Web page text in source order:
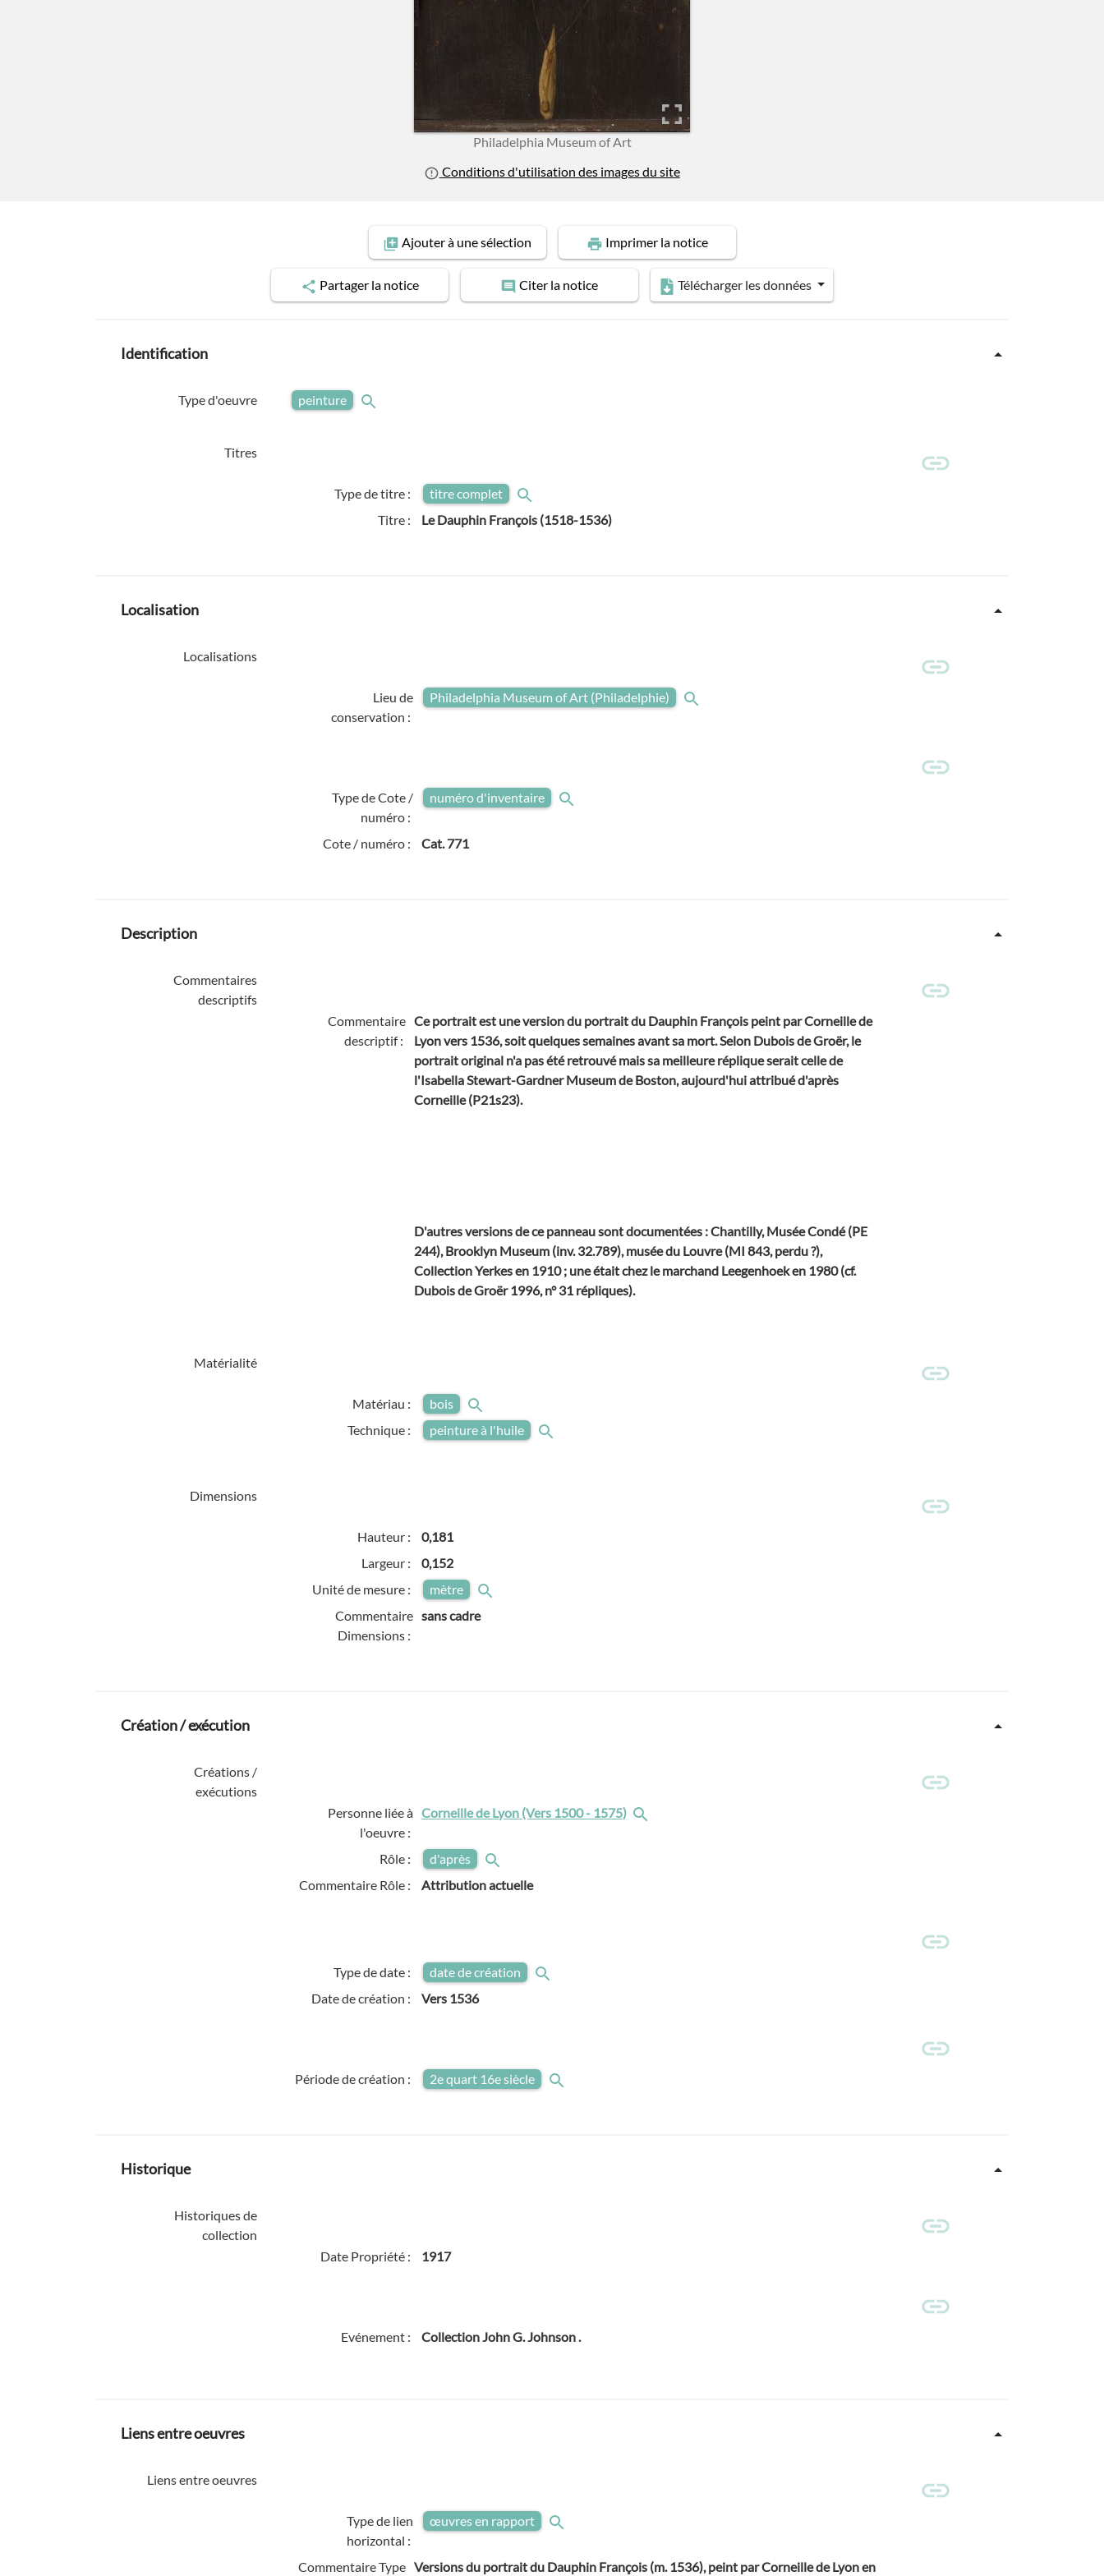
Philadelphia Museum of Art
Conditions d'utilisation des images du site
Ajouterà une sélection Imprimerla notice
Partagerla notice Citer la notice Télécharger les données
Identification
Type d'oeuvre peinture
Titres
Type de titre :
titre complet
Titre :
Le Dauphin François (1518-1536)
Localisation
Localisations
Lieu de
conservation :
Philadelphia Museum of Art (Philadelphie)
Type de Cote /
numéro :
numéro d'inventaire
Cote / numéro : Cat. 771
Description
Commentaires
descriptifs
Commentaire
descriptif :
Ce portrait est une version du portrait du Dauphin François peint par Corneille de
Lyon vers 1536, soit quelques semaines avant sa mort. Selon Dubois de Groër, le
portrait original n'a pas été retrouvé mais sa meilleure réplique serait celle de
l'Isabella Stewart-Gardner Museum de Boston, aujourd'hui attribué d'après
Corneille (P21s23).
D'autres versions de ce panneau sont documentées : Chantilly, Musée Condé (PE
244), Brooklyn Museum (inv. 32.789), musée du Louvre (MI 843, perdu ?),
Collection Yerkes en 1910 ; une était chez le marchand Leegenhoek en 1980 (cf.
Dubois de Groër 1996, n° 31 répliques).
Matérialité
Matériau :
bois
Technique :
peinture à l'huile
Dimensions
Hauteur :
0,181
Largeur :
0,152
Unité de mesure :
mètre
Commentaire
Dimensions :
sans cadre
Création / exécution
Créations /
exécutions
Personne liée à
l'oeuvre :
Corneille de Lyon (Vers 1500 - 1575)
Rôle :
d'après
Commentaire Rôle :
Attribution actuelle
Type de date :
date de création
Date de création :
Vers 1536
Période de création : 2e quart 16e siècle
Historique
Historiques de
collection
Date Propriété :
1917
Evénement : Collection John G. Johnson .
Liens entre oeuvres
Liens entre oeuvres
Type de lien
horizontal :
œuvres en rapport
Commentaire Type Versions du portrait du Dauphin François (m. 1536), peint par Corneille de Lyon en